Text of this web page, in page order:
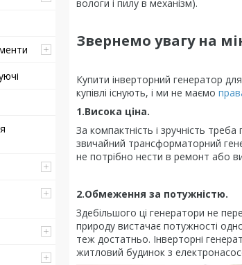
вологи і пилу в механізм).
Звернемо увагу на
Купити інверторний генератор
купівлі існують, і ми не маємо
1.Висока ціна.
За компактність і зручність
звичайний трансформаторний
не потрібно нести в ремонт або
2.Обмеження за потужністю.
Здебільшого ці генератори не
природу вистачає потужності
теж достатньо. Інверторні
житловий будинок з